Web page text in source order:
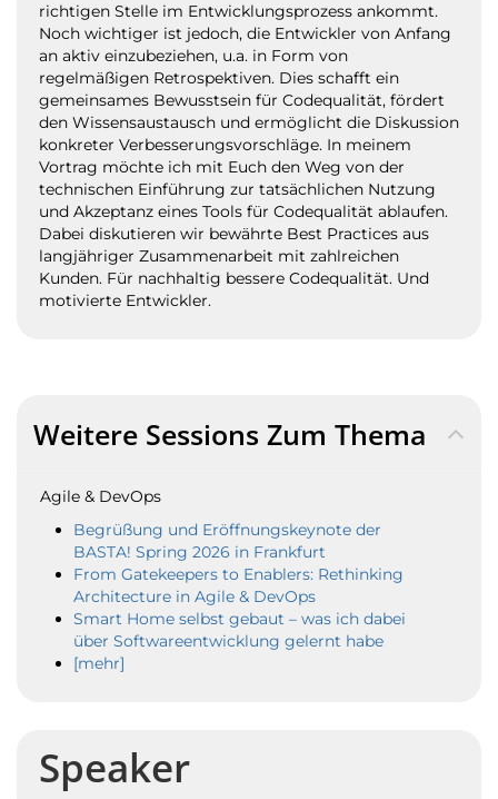
Speaker
richtigen Stelle im Entwicklungsprozess ankommt.
Noch wichtiger ist jedoch, die Entwickler von Anfang
an aktiv einzubeziehen, u.a. in Form von
regelmäßigen Retrospektiven. Dies schafft ein
gemeinsames Bewusstsein für Codequalität, fördert
den Wissensaustausch und ermöglicht die Diskussion
konkreter Verbesserungsvorschläge. In meinem
Vortrag möchte ich mit Euch den Weg von der
technischen Einführung zur tatsächlichen Nutzung
und Akzeptanz eines Tools für Codequalität ablaufen.
Dabei diskutieren wir bewährte Best Practices aus
langjähriger Zusammenarbeit mit zahlreichen
Kunden. Für nachhaltig bessere Codequalität. Und
motivierte Entwickler.
Weitere Sessions Zum Thema
Agile & DevOps
Begrüßung und Eröffnungskeynote der
BASTA! Spring 2026 in Frankfurt
From Gatekeepers to Enablers: Rethinking
Architecture in Agile & DevOps
Smart Home selbst gebaut – was ich dabei
über Softwareentwicklung gelernt habe
[mehr]